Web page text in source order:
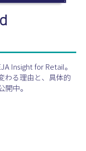
Insight for Retail。
わる理由と、具体的
開中。